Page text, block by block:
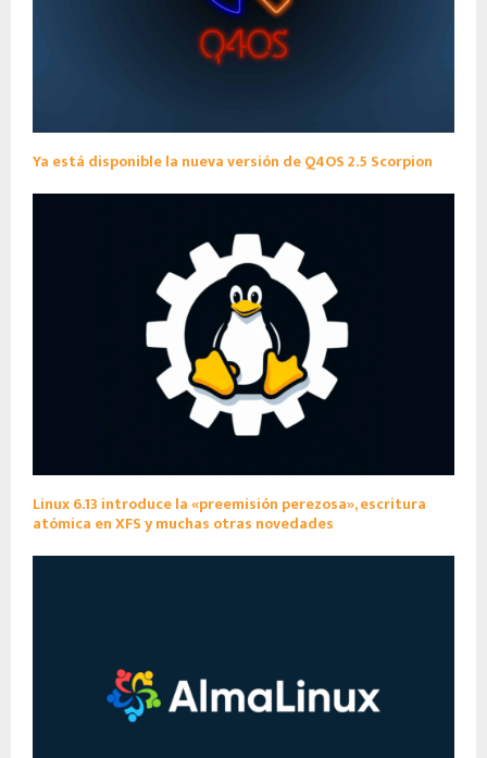
Ya está disponible la nueva versión de Q4OS 2.5 Scorpion
Linux 6.13 introduce la «preemisión perezosa», escritura
atómica en XFS y muchas otras novedades